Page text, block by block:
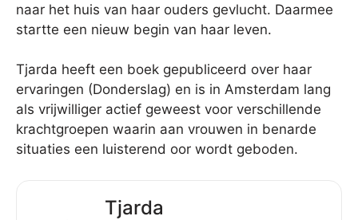
naar het huis van haar ouders gevlucht. Daarmee
startte een nieuw begin van haar leven.
Tjarda heeft een boek gepubliceerd over haar
ervaringen (Donderslag) en is in Amsterdam lang
als vrijwilliger actief geweest voor verschillende
krachtgroepen waarin aan vrouwen in benarde
situaties een luisterend oor wordt geboden.
Tjarda